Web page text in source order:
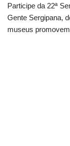
Participe da 22ª
Gente Sergipana,
museus